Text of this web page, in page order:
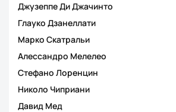
Джузеппе Ди Джачинто
Глауко Дзанеллати
Марко Скатральи
Алессандро Мелелео
Стефано Лоренцин
Николо Чиприани
Давид Мед